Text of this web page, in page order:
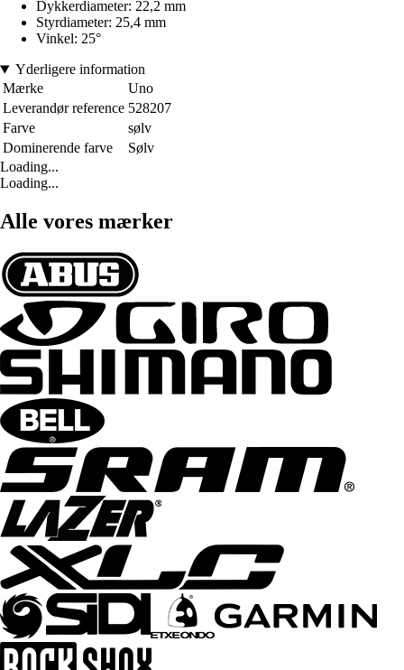
Dykkerdiameter: 22,2 mm
Styrdiameter: 25,4 mm
Vinkel: 25°
Yderligere information
Mærke
Uno
Leverandør reference 528207
Farve
sølv
Dominerende farve
Sølv
Loading...
Loading...
Alle vores mærker